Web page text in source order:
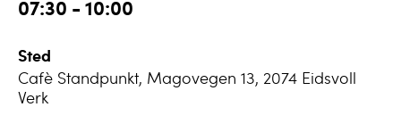
07:30 - 10:00
Sted
Cafè Standpunkt, Magovegen 13, 2074 Eidsvoll
Verk